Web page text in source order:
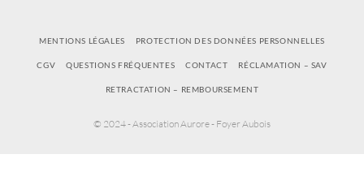
MENTIONS LÉGALES PROTECTION DES DONNÉES PERSONNELLES
CGV QUESTIONS FRÉQUENTES CONTACT RÉCLAMATION – SAV
RETRACTATION – REMBOURSEMENT
© 2024 - Association Aurore - Foyer Aubois